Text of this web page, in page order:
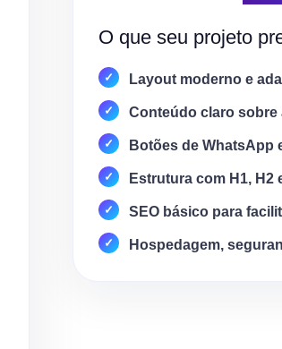
O que seu projeto
Layout moderno e
Conteúdo claro sobre
Botões de WhatsApp
Estrutura com H1, H2
SEO básico para
Hospedagem,